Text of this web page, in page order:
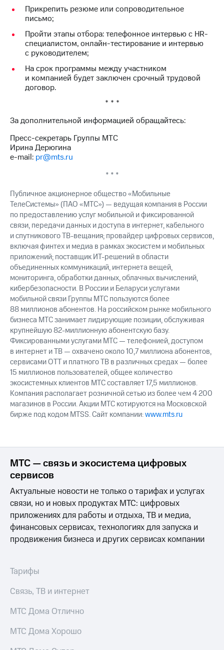
облигаций
Описание
Еврооблигации-2023
Уведомление
погашении
именных
облигаций
Регистратор
Реквизиты
Контакты
развитие
деловая этика
Прикрепить резюме или сопроводительное
письмо;
Пройти этапы отбора: телефонное интервью с HR-
специалистом, онлайн-тестирование и интервью
с руководителем;
На срок программы между участником
и компанией будет заключен срочный трудовой
договор.
* * *
За дополнительной информацией обращайтесь:
Пресс-секретарь Группы МТС
Ирина Дерюгина
e-mail: pr@mts.ru
* * *
Публичное акционерное общество «Мобильные
ТелеСистемы» (ПАО «МТС») — ведущая компания в России
по предоставлению услуг мобильной и фиксированной
связи, передачи данных и доступа в интернет, кабельного
и спутникового ТВ-вещания; провайдер цифровых сервисов,
включая финтех и медиа в рамках экосистем и мобильных
приложений; поставщик ИТ-решений в области
объединенных коммуникаций, интернета вещей,
мониторинга, обработки данных, облачных вычислений,
кибербезопасности. В России и Беларуси услугами
мобильной связи Группы МТС пользуются более
88 миллионов абонентов. На российском рынке мобильного
бизнеса МТС занимает лидирующие позиции, обслуживая
крупнейшую 82-миллионную абонентскую базу.
Фиксированными услугами МТС — телефонией, доступом
в интернет и ТВ — охвачено около 10,7 миллиона абонентов,
сервисами OTT и платного ТВ в различных средах — более
15 миллионов пользователей, общее количество
экосистемных клиентов МТС составляет 17,5 миллионов.
Компания располагает розничной сетью из более чем 4 200
магазинов в России. Акции МТС котируются на Московской
бирже под кодом MTSS. Сайт компании:www.mts.ru
МТС — связь и экосистема цифровых
сервисов
Актуальные новости не только о тарифах и услугах
связи, но и новых продуктах МТС: цифровых
приложениях для работы и отдыха, ТВ и медиа,
финансовых сервисах, технологиях для запуска и
продвижения бизнеса и других сервисах компании
Тарифы
Связь, ТВ и интернет
МТС Дома Отлично
МТС Дома Хорошо